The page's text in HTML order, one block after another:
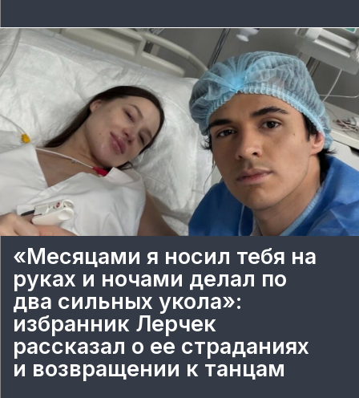
«Месяцами я носил тебя на
руках и ночами делал по
два сильных укола»:
избранник Лерчек
рассказал о ее страданиях
и возвращении к танцам